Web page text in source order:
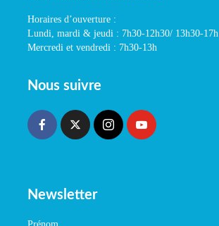
Horaires d’ouverture :
Lundi, mardi & jeudi : 7h30-12h30/ 13h30-17h
Mercredi et vendredi : 7h30-13h
Nous suivre
Newsletter